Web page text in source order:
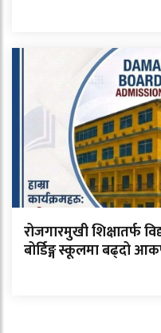
रोजगारमुखी शिक्षातर्फ
बोर्डिङ्ग स्कूलमा बढ्दो